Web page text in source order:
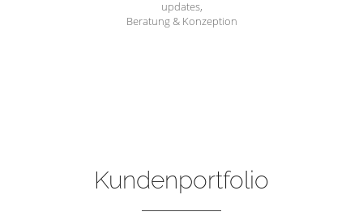
updates,
Beratung & Konzeption
Kundenportfolio